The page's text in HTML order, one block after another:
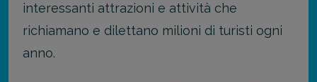
interessanti attrazioni e attività che
richiamano e dilettano milioni di turisti ogni
anno.